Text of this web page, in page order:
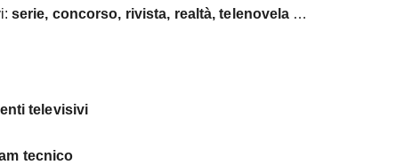
serie, concorso, rivista, realtà, telenovela …
televisivi
tecnico